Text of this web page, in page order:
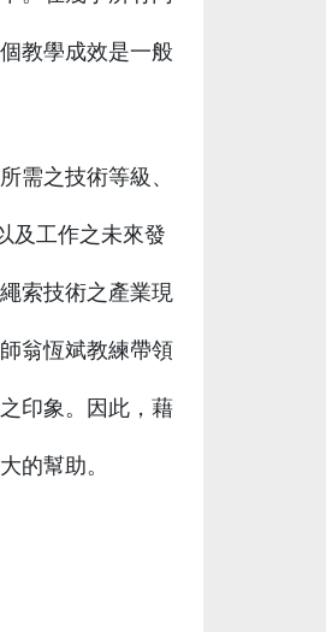
教學成效是一般
需之技術等級、
及工作之未來發
索技術之產業現
翁恆斌教練帶領
印象。因此，藉
的幫助。